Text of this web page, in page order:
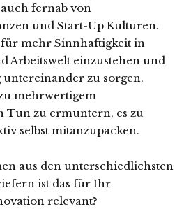
fernab von
und Start-Up Kulturen.
für mehr Sinnhaftigkeit in
Arbeitswelt einzustehen und
zu sorgen.
mehrwertigem
Tun zu ermuntern, es zu
selbst mitanzupacken.
aus den unterschiedlichsten
ist das für Ihr
relevant?